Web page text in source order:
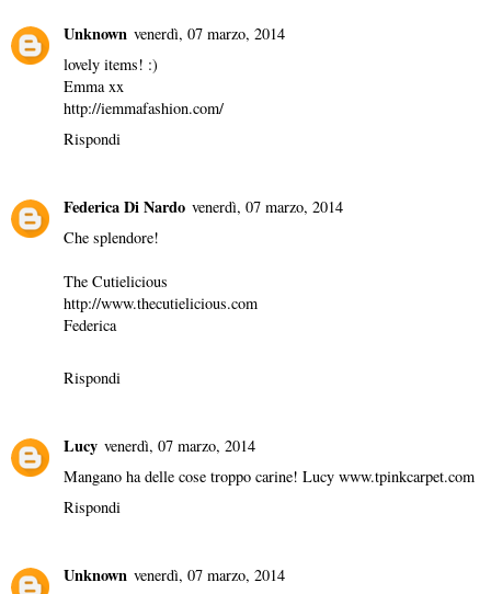
Unknown venerdì, 07 marzo, 2014
lovely items! :)
Emma xx
http://iemmafashion.com/
Rispondi
Federica Di Nardo venerdì, 07 marzo, 2014
Che splendore!
The Cutielicious
http://www.thecutielicious.com
Federica
Rispondi
Lucy venerdì, 07 marzo, 2014
Mangano ha delle cose troppo carine! Lucy www.tpinkcarpet.com
Rispondi
Unknown venerdì, 07 marzo, 2014